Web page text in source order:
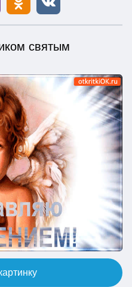
святым